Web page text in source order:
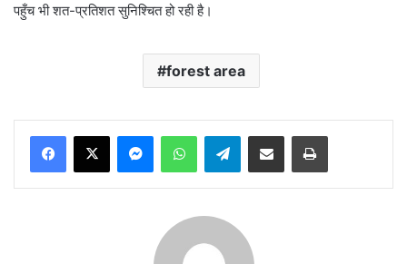
पहुँच भी शत-प्रतिशत सुनिश्चित हो रही है।
forest area
MessengerWhatsAppTelegramShare via Email Print